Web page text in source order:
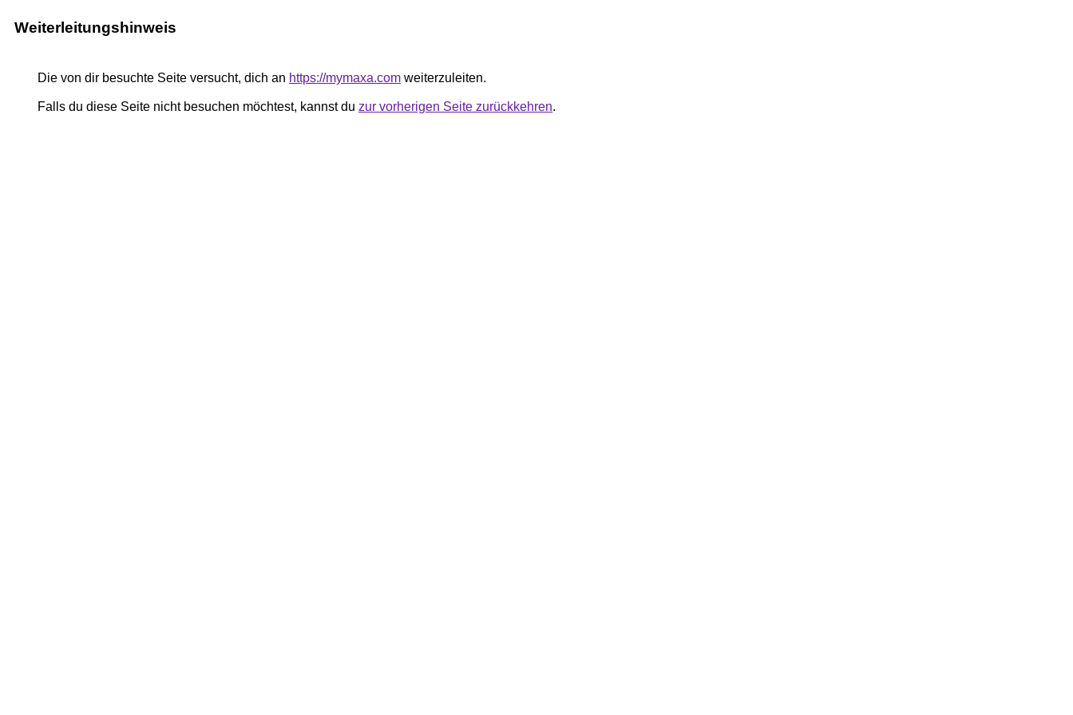
Weiterleitungshinweis
Die von dir besuchte Seite versucht, dich an https://mymaxa.com weiterzuleiten.
Falls du diese Seite nicht besuchen möchtest, kannst du zur vorherigen Seite zurückkehren.